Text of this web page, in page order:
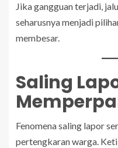
Jika gangguan terjadi,
seharusnya menjadi
membesar.
Saling
Fenomena saling lapor
pertengkaran warga.